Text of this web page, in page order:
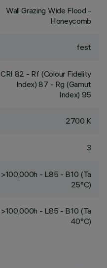
Wall Grazing Wide Flood -
Honeycomb
fest
CRI 82 - Rf (Colour Fidelity
Index) 87 - Rg (Gamut
Index) 95
2700 K
3
>100,000h - L85 - B10 (Ta
25°C)
>100,000h - L85 - B10 (Ta
40°C)